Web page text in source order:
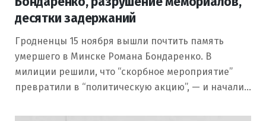
десятки задержаний
Гродненцы 15 ноября вышли почтить память
умершего в Минске Романа Бондаренко. В
милиции решили, что “скорбное мероприятие”
превратили в “политическую акцию”, — и начали…